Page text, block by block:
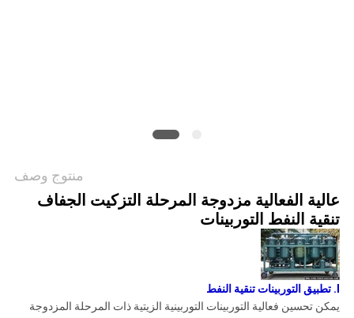
منتوج وصف
عالية الفعالية مزدوجة المرحلة التزكيت الجفاف
تنقية النفط التوربينات
يمكن تحسين فعالية التوربينات التوربينية الزيتية ذات المرحلة المزدوجة